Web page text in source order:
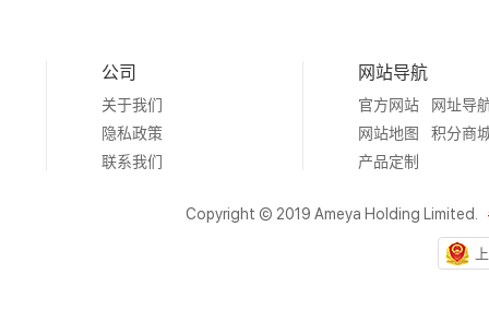
公司
关于我们
隐私政策
联系我们
网站导航
官方网站
网址导
网站地图
积分商
产品定制
Copyright © 2019 Ameya Holding Limited.